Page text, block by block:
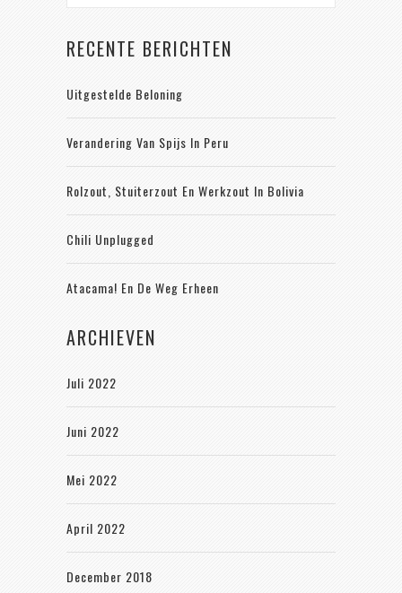
RECENTE BERICHTEN
Uitgestelde Beloning
Verandering Van Spijs In Peru
Rolzout, Stuiterzout En Werkzout In Bolivia
Chili Unplugged
Atacama! En De Weg Erheen
ARCHIEVEN
Juli 2022
Juni 2022
Mei 2022
April 2022
December 2018